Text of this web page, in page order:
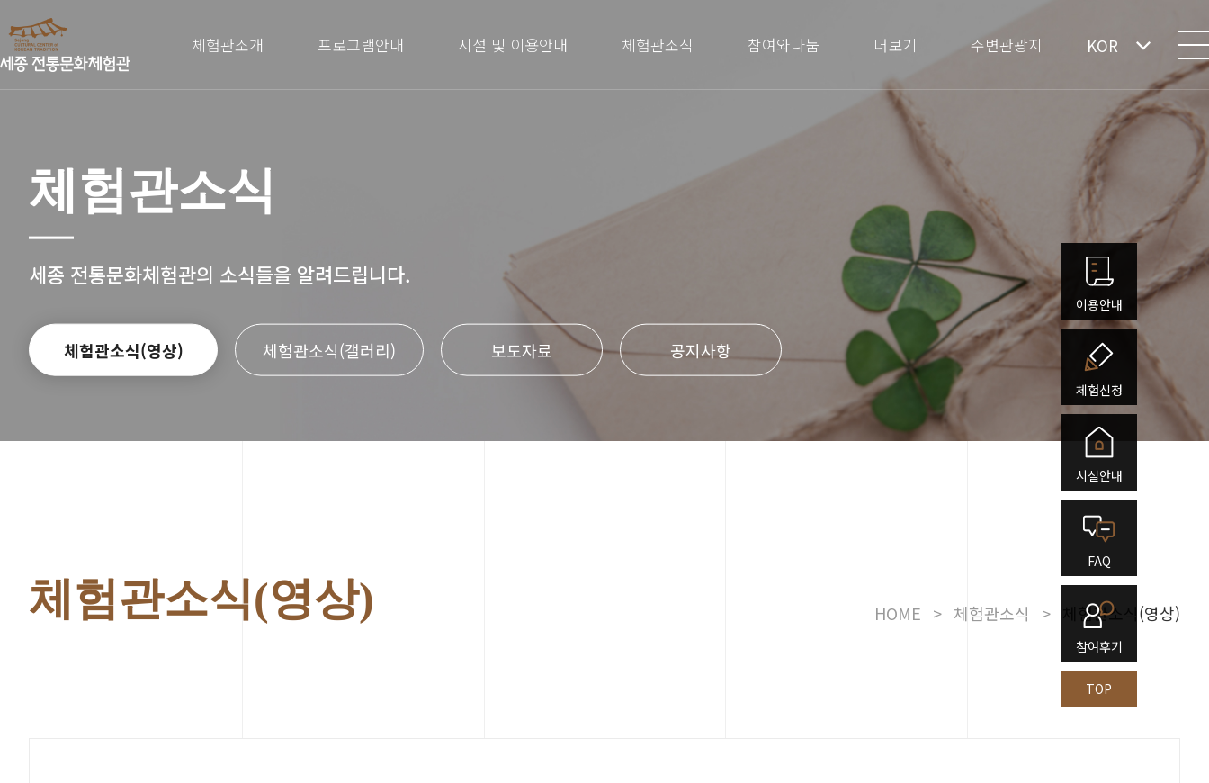
체험관소개 프로그램안내 시설 및 이용안내 체험관소식 참여와나눔 더보기 주변관광지 KOR
체험관소식
세종 전통문화체험관의 소식들을 알려드립니다.
체험관소식(영상) 체험관소식(갤러리) 보도자료 공지사항
체험관소식(영상) HOME > 체험관소식 > 체험관소식(영상)
이용안내
체험신청
시설안내
FAQ
참여후기
TOP